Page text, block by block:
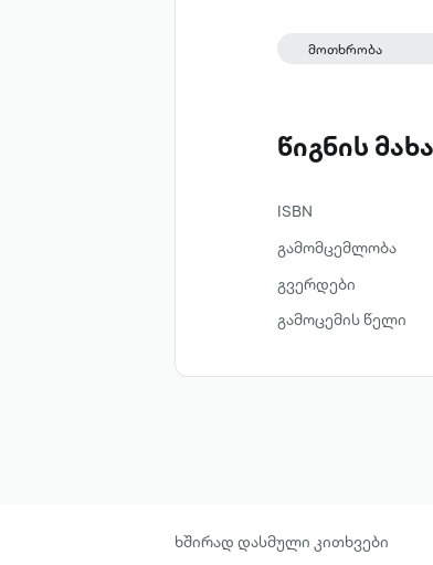
მოთხრობა
წიგნის
ISBN
გამომცემლობა
გვერდები
გამოცემის წელი
ხშირად დასმული კითხვები